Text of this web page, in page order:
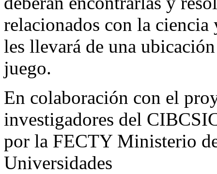
relacionados con la
les llevará de una
juego.
En colaboración con el
investigadores del
por la FECTY Ministerio
Universidades